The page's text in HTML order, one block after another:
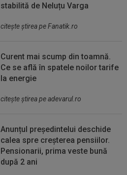
stabilită de Neluțu Varga
citeşte ştirea pe Fanatik.ro
Curent mai scump din toamnă.
Ce se află în spatele noilor tarife
la energie
citeşte ştirea pe adevarul.ro
Anunțul președintelui deschide
calea spre creșterea pensiilor.
Pensionarii, prima veste bună
după 2 ani